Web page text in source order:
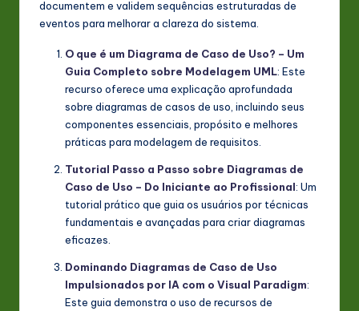
documentem e validem sequências estruturadas de
eventos para melhorar a clareza do sistema.
O que é um Diagrama de Caso de Uso? – Um
Guia Completo sobre Modelagem UML: Este
recurso oferece uma explicação aprofundada
sobre diagramas de casos de uso, incluindo seus
componentes essenciais, propósito e melhores
práticas para modelagem de requisitos.
Tutorial Passo a Passo sobre Diagramas de
Caso de Uso – Do Iniciante ao Profissional: Um
tutorial prático que guia os usuários por técnicas
fundamentais e avançadas para criar diagramas
eficazes.
Dominando Diagramas de Caso de Uso
Impulsionados por IA com o Visual Paradigm:
Este guia demonstra o uso de recursos de